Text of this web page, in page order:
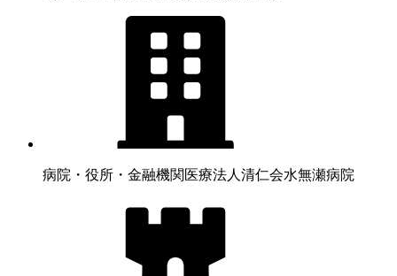
病院・役所・金融機関 医療法人清仁会水無瀬病院